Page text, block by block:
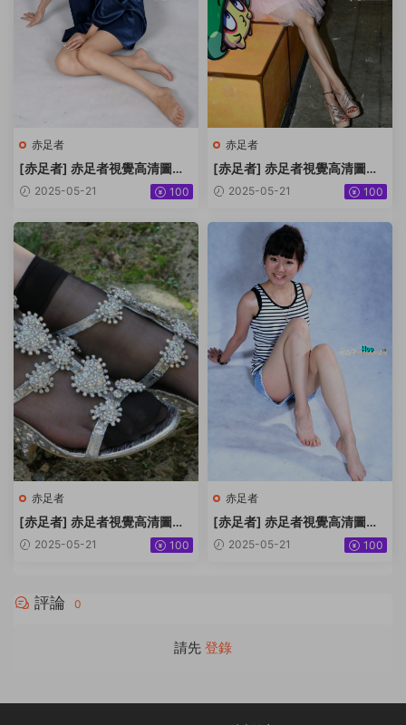
赤足者
[赤足者] 赤足者視覺高清圖集
No.100 Vivian棚拍 [36P430
2025-05-21 100
赤足者
[赤足者] 赤足者視覺高清圖集
No.099 2014CJ展上我的模
2025-05-21 100
赤足者
[赤足者] 赤足者視覺高清圖集
No.098 小玉短黑絲無水原圖
2025-05-21 100
赤足者
[赤足者] 赤足者視覺高清圖集
No.097 小豔最後一組 [90P34
2025-05-21 100
評論 0
請先 登錄